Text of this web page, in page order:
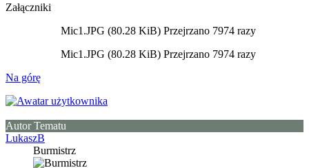
Załączniki
Mic1.JPG (80.28 KiB) Przejrzano 7974 razy
Mic1.JPG (80.28 KiB) Przejrzano 7974 razy
Na górę
Autor Tematu
LukaszB
Burmistrz